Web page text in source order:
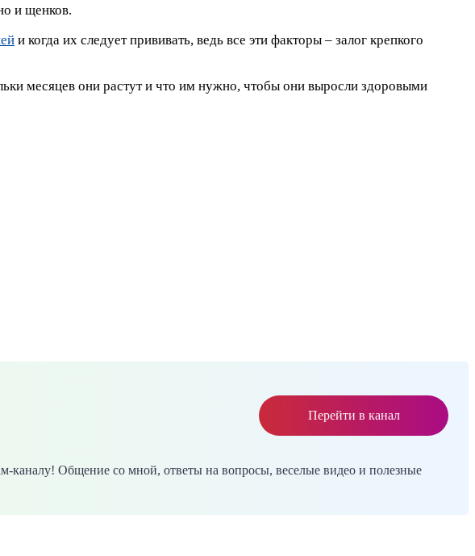
и щенков.
и когда их следует прививать, ведь все эти факторы – залог крепкого
месяцев они растут и что им нужно, чтобы они выросли здоровыми
Перейти в канал
каналу! Общение со мной, ответы на вопросы, веселые видео и полезные